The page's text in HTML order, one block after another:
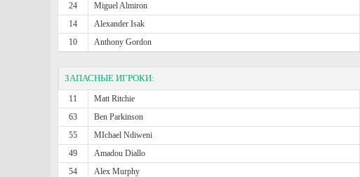
24
Miguel Almiron
14
Alexander Isak
10
Anthony Gordon
ЗАПАСНЫЕ ИГРОКИ:
11 Matt Ritchie
63
Ben Parkinson
55
MIchael Ndiweni
49
Amadou Diallo
54
Alex Murphy